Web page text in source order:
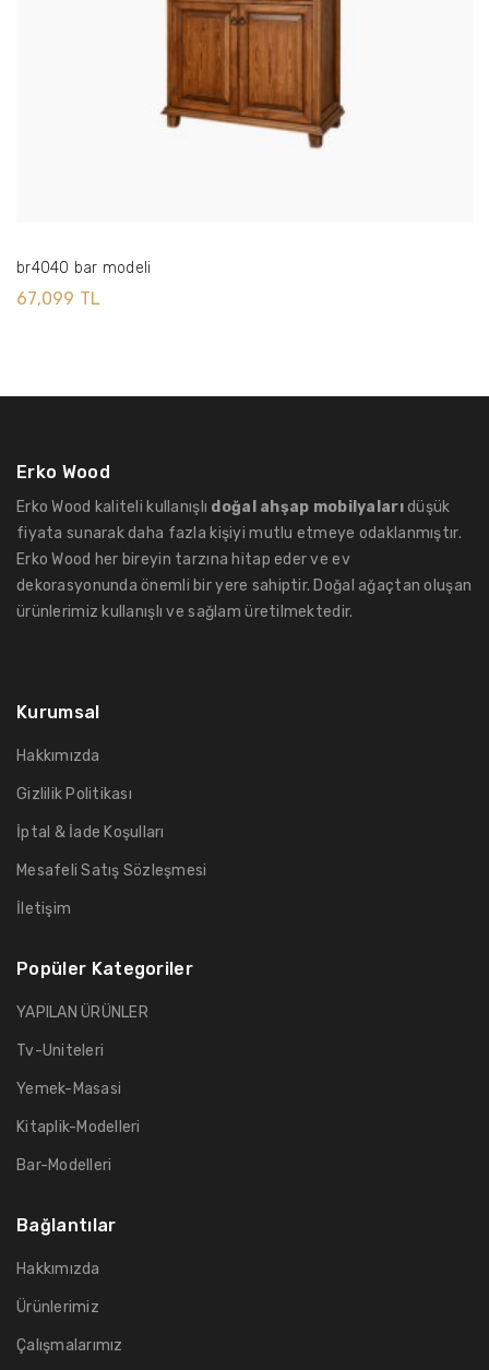
br4040 bar modeli
67,099 TL
Erko Wood
Erko Wood kaliteli kullanışlı doğal ahşap mobilyalarıdüşük
fiyata sunarak daha fazla kişiyi mutlu etmeye odaklanmıştır.
Erko Wood her bireyin tarzına hitap eder ve ev
dekorasyonunda önemli bir yere sahiptir. Doğal ağaçtan oluşan
ürünlerimiz kullanışlı ve sağlam üretilmektedir.
Kurumsal
Hakkımızda
Gizlilik Politikası
İptal & İade Koşulları
Mesafeli Satış Sözleşmesi
İletişim
Popüler Kategoriler
YAPILAN ÜRÜNLER
Tv-Uniteleri
Yemek-Masasi
Kitaplik-Modelleri
Bar-Modelleri
Bağlantılar
Hakkımızda
Ürünlerimiz
Çalışmalarımız